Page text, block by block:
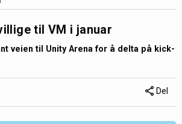
til VM i januar
veien til Unity Arena for å delta på kick-
Del